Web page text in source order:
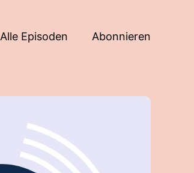
Alle Episoden Abonnieren